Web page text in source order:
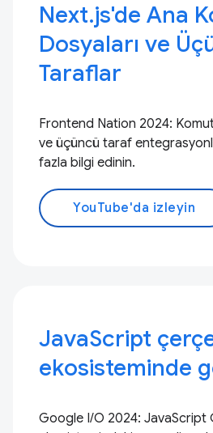
Next.js'de Ana
Dosyaları ve
Taraflar
Frontend Nation 2024:
ve üçüncü taraf
fazla bilgi edinin.
YouTube'da izleyin
JavaScript
ekosisteminde
Google I/O 2024: JavaScript